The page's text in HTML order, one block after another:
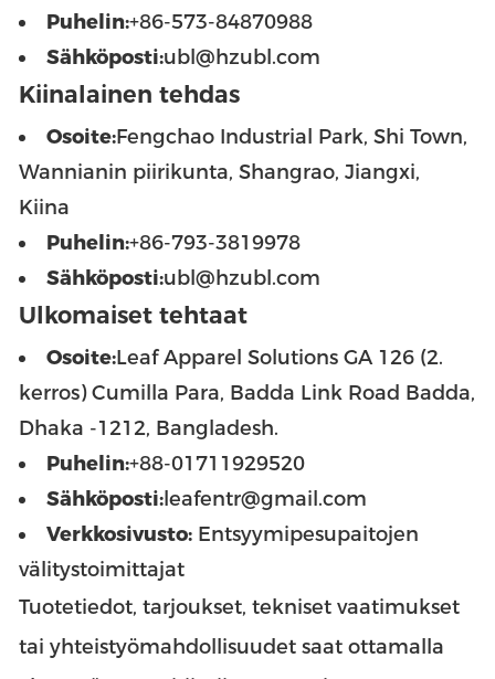
Puhelin:+86-573-84870988
Sähköposti:ubl@hzubl.com
Kiinalainen tehdas
Osoite:Fengchao Industrial Park, Shi Town,
Wannianin piirikunta, Shangrao, Jiangxi,
Kiina
Puhelin:+86-793-3819978
Sähköposti:ubl@hzubl.com
Ulkomaiset tehtaat
Osoite:Leaf Apparel Solutions GA 126 (2.
kerros) Cumilla Para, Badda Link Road Badda,
Dhaka -1212, Bangladesh.
Puhelin:+88-01711929520
Sähköposti:leafentr@gmail.com
Verkkosivusto: Entsyymipesupaitojen
välitystoimittajat
Tuotetiedot, tarjoukset, tekniset vaatimukset
tai yhteistyömahdollisuudet saat ottamalla